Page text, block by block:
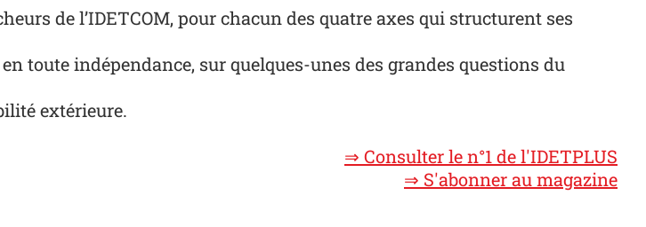
de l’IDETCOM, pour chacun des quatre axes qui structurent ses
toute indépendance, sur quelques-unes des grandes questions du
extérieure.
⇒ Consulter le n°1 de l'IDETPLUS
⇒ S'abonner au magazine